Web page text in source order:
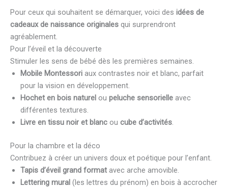
Pour ceux qui souhaitent se démarquer, voici des idées de
cadeaux de naissance originales qui surprendront
agréablement.
Pour l’éveil et la découverte
Stimuler les sens de bébé dès les premières semaines.
Mobile Montessori aux contrastes noir et blanc, parfait
pour la vision en développement.
Hochet en bois naturel ou peluche sensorielle avec
différentes textures.
Livre en tissu noir et blanc ou cube d’activités.
Pour la chambre et la déco
Contribuez à créer un univers doux et poétique pour l’enfant.
Tapis d’éveil grand format avec arche amovible.
Lettering mural (les lettres du prénom) en bois à accrocher